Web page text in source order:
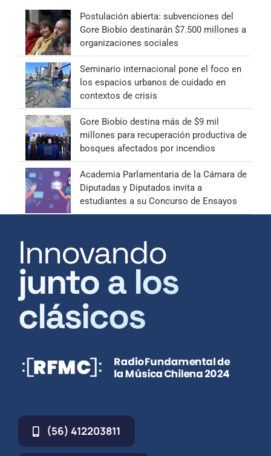
Postulación abierta: subvenciones del
Gore Biobío destinarán $7.500 millones a
organizaciones sociales
Seminario internacional pone el foco en
los espacios urbanos de cuidado en
contextos de crisis
Gore Biobío destina más de $9 mil
millones para recuperación productiva de
bosques afectados por incendios
Academia Parlamentaria de la Cámara de
Diputadas y Diputados invita a
estudiantes a su Concurso de Ensayos
Innovando
junto a los
clásicos
(56) 412203811